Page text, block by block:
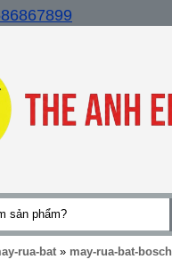
rua-bat » may-rua-bat-bosch